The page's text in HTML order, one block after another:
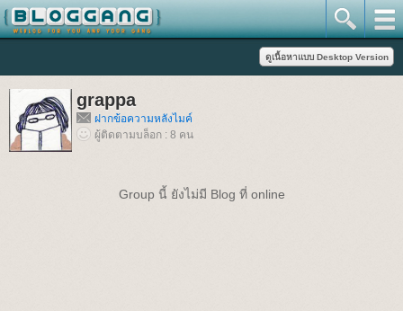
grappa
ฝากข้อความหลังไมค์
ผู้ติดตามบล็อก : 8 คน
Group นี้ ยังไม่มี Blog ที่ online